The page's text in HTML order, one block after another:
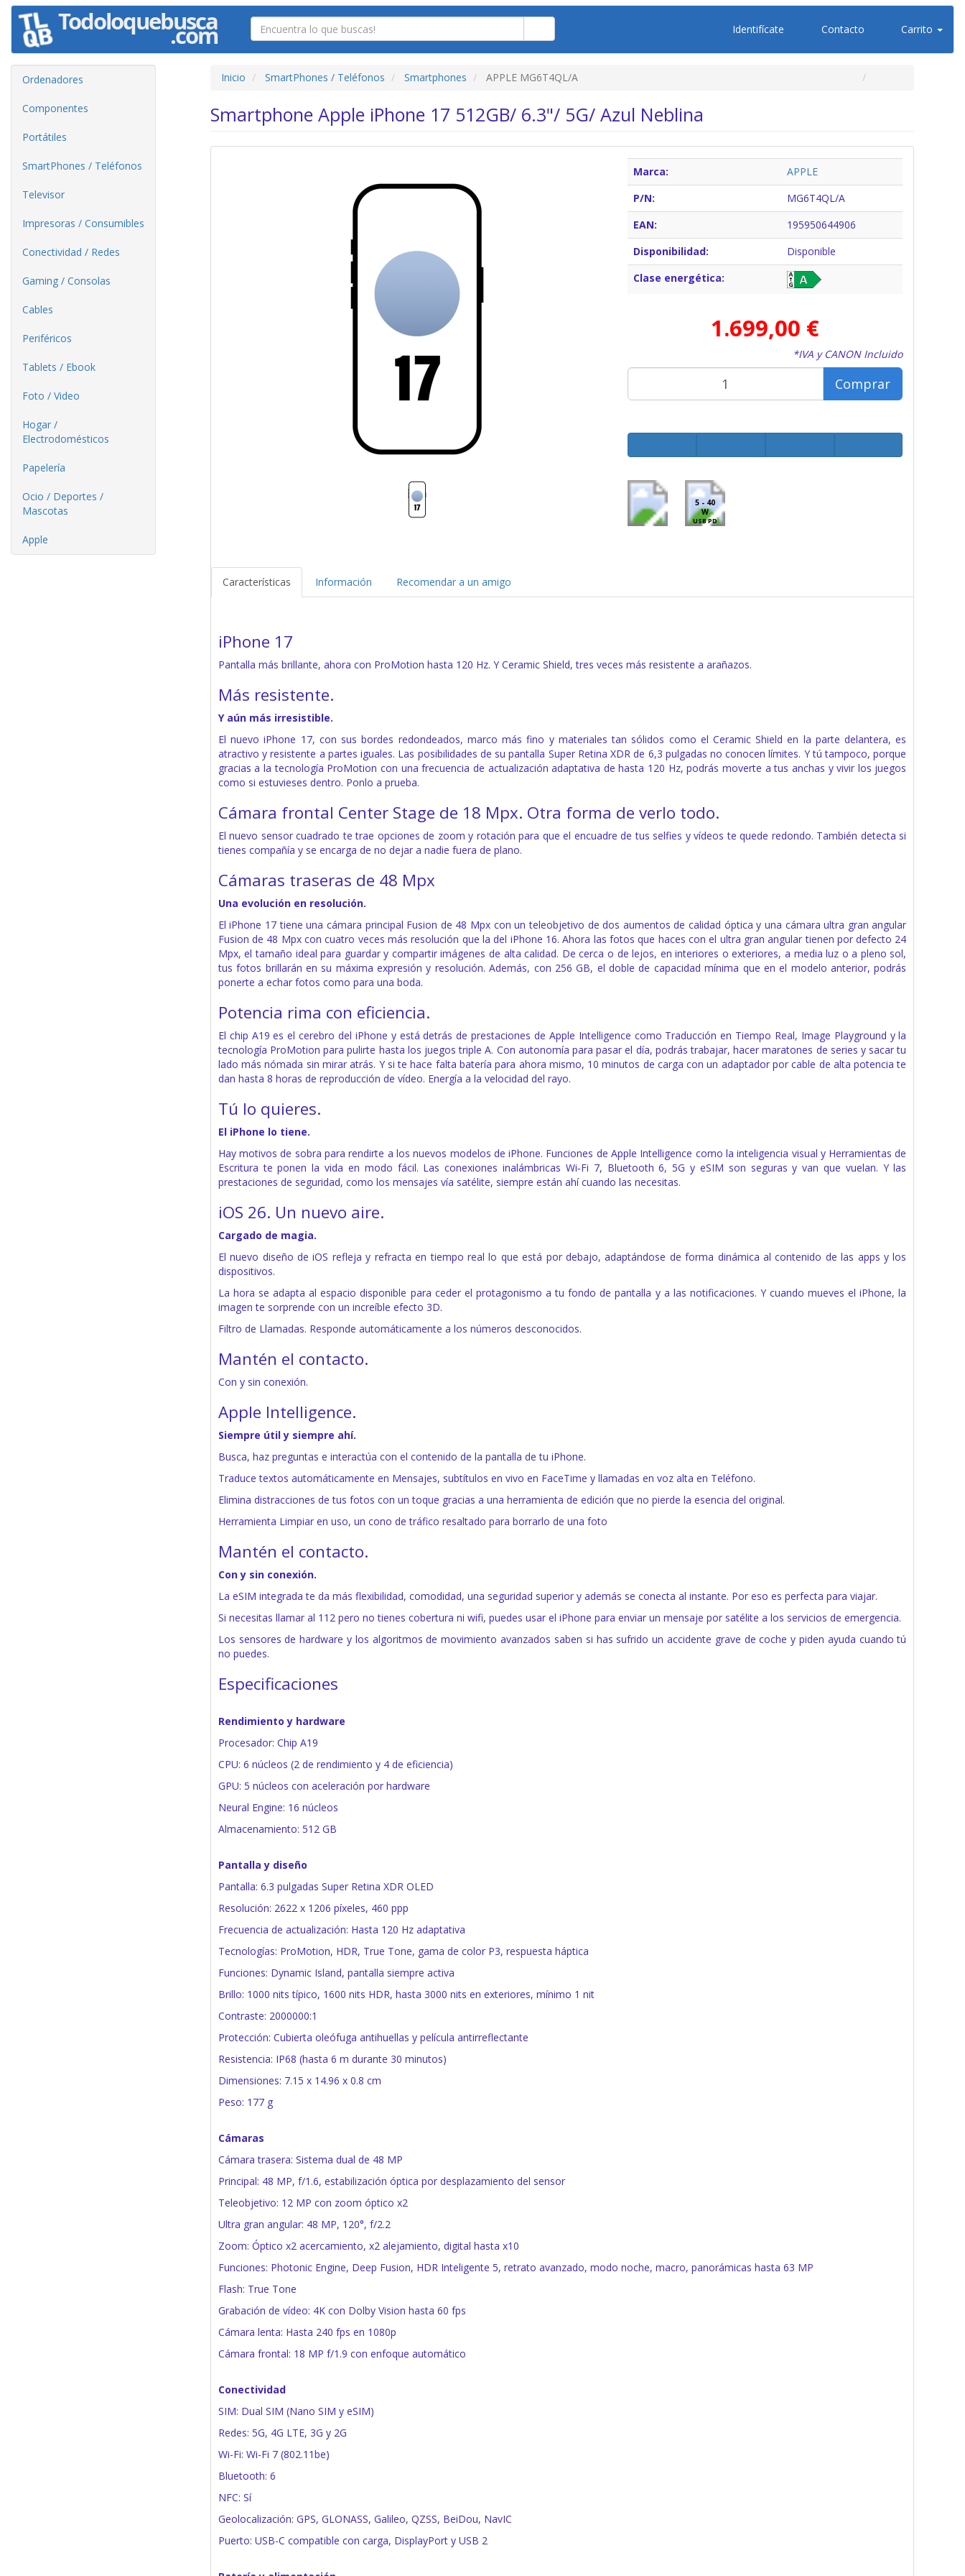
Identifícate Contacto Carrito
Ordenadores
Componentes
Portátiles
SmartPhones / Teléfonos
Televisor
Impresoras / Consumibles
Conectividad / Redes
Gaming / Consolas
Cables
Periféricos
Tablets / Ebook
Foto / Video
Hogar /
Electrodomésticos
Papelería
Ocio / Deportes /
Mascotas
Apple
Inicio SmartPhones / Teléfonos Smartphones APPLE MG6T4QL/A
Smartphone Apple iPhone 17 512GB/ 6.3"/ 5G/ Azul Neblina
Marca:
APPLE
P/N:
MG6T4QL/A
EAN:
195950644906
Disponibilidad:
Disponible
Clase energética:
1.699,00 €
*IVA y CANON Incluido
Comprar
5 - 40
W
USB PD
Características Información Recomendar a un amigo
iPhone 17
Pantalla más brillante, ahora con ProMotion hasta 120 Hz. Y Ceramic Shield, tres veces más resistente a arañazos.
Más resistente.
Y aún más irresistible.
El nuevo iPhone 17, con sus bordes redondeados, marco más fino y materiales tan sólidos como el Ceramic Shield en la parte delantera, es
atractivo y resistente a partes iguales. Las posibilidades de su pantalla Super Retina XDR de 6,3 pulgadas no conocen límites. Y tú tampoco, porque
gracias a la tecnología ProMotion con una frecuencia de actualización adaptativa de hasta 120 Hz, podrás moverte a tus anchas y vivir los juegos
como si estuvieses dentro. Ponlo a prueba.
Cámara frontal Center Stage de 18 Mpx. Otra forma de verlo todo.
El nuevo sensor cuadrado te trae opciones de zoom y rotación para que el encuadre de tus selfies y vídeos te quede redondo. También detecta si
tienes compañía y se encarga de no dejar a nadie fuera de plano.
Cámaras traseras de 48 Mpx
Una evolución en resolución.
El iPhone 17 tiene una cámara principal Fusion de 48 Mpx con un teleobjetivo de dos aumentos de calidad óptica y una cámara ultra gran angular
Fusion de 48 Mpx con cuatro veces más resolución que la del iPhone 16. Ahora las fotos que haces con el ultra gran angular tienen por defecto 24
Mpx, el tamaño ideal para guardar y compartir imágenes de alta calidad. De cerca o de lejos, en interiores o exteriores, a media luz o a pleno sol,
tus fotos brillarán en su máxima expresión y resolución. Además, con 256 GB, el doble de capacidad mínima que en el modelo anterior, podrás
ponerte a echar fotos como para una boda.
Potencia rima con eficiencia.
El chip A19 es el cerebro del iPhone y está detrás de prestaciones de Apple Intelligence como Traducción en Tiempo Real, Image Playground y la
tecnología ProMotion para pulirte hasta los juegos triple A. Con autonomía para pasar el día, podrás trabajar, hacer maratones de series y sacar tu
lado más nómada sin mirar atrás. Y si te hace falta batería para ahora mismo, 10 minutos de carga con un adaptador por cable de alta potencia te
dan hasta 8 horas de reproducción de vídeo. Energía a la velocidad del rayo.
Tú lo quieres.
El iPhone lo tiene.
Hay motivos de sobra para rendirte a los nuevos modelos de iPhone. Funciones de Apple Intelligence como la inteligencia visual y Herramientas de
Escritura te ponen la vida en modo fácil. Las conexiones inalámbricas Wi‑Fi 7, Bluetooth 6, 5G y eSIM son seguras y van que vuelan. Y las
prestaciones de seguridad, como los mensajes vía satélite, siempre están ahí cuando las necesitas.
iOS 26. Un nuevo aire.
Cargado de magia.
El nuevo diseño de iOS refleja y refracta en tiempo real lo que está por debajo, adaptándose de forma dinámica al contenido de las apps y los
dispositivos.
La hora se adapta al espacio disponible para ceder el protagonismo a tu fondo de pantalla y a las notificaciones. Y cuando mueves el iPhone, la
imagen te sorprende con un increíble efecto 3D.
Filtro de Llamadas. Responde automáticamente a los números desconocidos.
Mantén el contacto.
Con y sin conexión.
Apple Intelligence.
Siempre útil y siempre ahí.
Busca, haz preguntas e interactúa con el contenido de la pantalla de tu iPhone.
Traduce textos automáticamente en Mensajes, subtítulos en vivo en FaceTime y llamadas en voz alta en Teléfono.
Elimina distracciones de tus fotos con un toque gracias a una herramienta de edición que no pierde la esencia del original.
Herramienta Limpiar en uso, un cono de tráfico resaltado para borrarlo de una foto
Mantén el contacto.
Con y sin conexión.
La eSIM integrada te da más flexibilidad, comodidad, una seguridad superior y además se conecta al instante. Por eso es perfecta para viajar.
Si necesitas llamar al 112 pero no tienes cobertura ni wifi, puedes usar el iPhone para enviar un mensaje por satélite a los servicios de emergencia.
Los sensores de hardware y los algoritmos de movimiento avanzados saben si has sufrido un accidente grave de coche y piden ayuda cuando tú
no puedes.
Especificaciones
Rendimiento y hardware
Procesador: Chip A19
CPU: 6 núcleos (2 de rendimiento y 4 de eficiencia)
GPU: 5 núcleos con aceleración por hardware
Neural Engine: 16 núcleos
Almacenamiento: 512 GB
Pantalla y diseño
Pantalla: 6.3 pulgadas Super Retina XDR OLED
Resolución: 2622 x 1206 píxeles, 460 ppp
Frecuencia de actualización: Hasta 120 Hz adaptativa
Tecnologías: ProMotion, HDR, True Tone, gama de color P3, respuesta háptica
Funciones: Dynamic Island, pantalla siempre activa
Brillo: 1000 nits típico, 1600 nits HDR, hasta 3000 nits en exteriores, mínimo 1 nit
Contraste: 2000000:1
Protección: Cubierta oleófuga antihuellas y película antirreflectante
Resistencia: IP68 (hasta 6 m durante 30 minutos)
Dimensiones: 7.15 x 14.96 x 0.8 cm
Peso: 177 g
Cámaras
Cámara trasera: Sistema dual de 48 MP
Principal: 48 MP, f/1.6, estabilización óptica por desplazamiento del sensor
Teleobjetivo: 12 MP con zoom óptico x2
Ultra gran angular: 48 MP, 120°, f/2.2
Zoom: Óptico x2 acercamiento, x2 alejamiento, digital hasta x10
Funciones: Photonic Engine, Deep Fusion, HDR Inteligente 5, retrato avanzado, modo noche, macro, panorámicas hasta 63 MP
Flash: True Tone
Grabación de vídeo: 4K con Dolby Vision hasta 60 fps
Cámara lenta: Hasta 240 fps en 1080p
Cámara frontal: 18 MP f/1.9 con enfoque automático
Conectividad
SIM: Dual SIM (Nano SIM y eSIM)
Redes: 5G, 4G LTE, 3G y 2G
Wi-Fi: Wi-Fi 7 (802.11be)
Bluetooth: 6
NFC: Sí
Geolocalización: GPS, GLONASS, Galileo, QZSS, BeiDou, NavIC
Puerto: USB-C compatible con carga, DisplayPort y USB 2